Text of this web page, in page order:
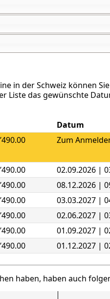
in der Schweiz können
Liste das gewünschte
Datum
Zum
02.09.2026 |
08.12.2026 |
03.03.2027 |
02.06.2027 |
01.09.2027 |
01.12.2027 |
haben, haben auch